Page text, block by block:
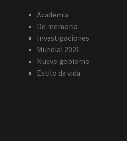
Academia
De memoria
Investigaciones
Mundial 2026
Nuevo gobierno
Estilo de vida